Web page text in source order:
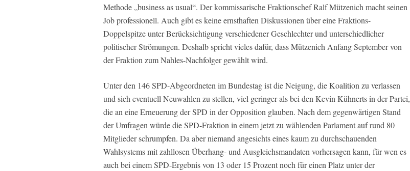
Methode „business as usual“. Der kommissarische Fraktionschef Ralf Mützenich macht seinen
Job professionell. Auch gibt es keine ernsthaften Diskussionen über eine Fraktions-
Doppelspitze unter Berücksichtigung verschiedener Geschlechter und unterschiedlicher
politischer Strömungen. Deshalb spricht vieles dafür, dass Mützenich Anfang September von
der Fraktion zum Nahles-Nachfolger gewählt wird.
Unter den 146 SPD-Abgeordneten im Bundestag ist die Neigung, die Koalition zu verlassen
und sich eventuell Neuwahlen zu stellen, viel geringer als bei den Kevin Kühnerts in der Partei,
die an eine Erneuerung der SPD in der Opposition glauben. Nach dem gegenwärtigen Stand
der Umfragen würde die SPD-Fraktion in einem jetzt zu wählenden Parlament auf rund 80
Mitglieder schrumpfen. Da aber niemand angesichts eines kaum zu durchschauenden
Wahlsystems mit zahllosen Überhang- und Ausgleichsmandaten vorhersagen kann, für wen es
auch bei einem SPD-Ergebnis von 13 oder 15 Prozent noch für einen Platz unter der